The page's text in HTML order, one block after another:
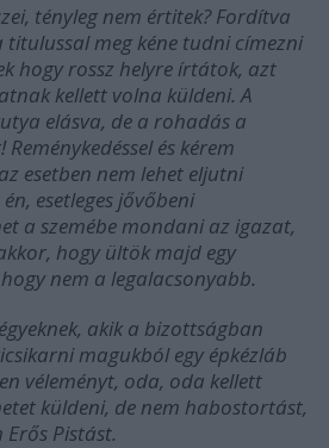
tényleg nem értitek? Fordítva
titulussal meg kéne tudni címezni
hogy rossz helyre írtátok, azt
kellett volna küldeni. A
elásva, de a rohadás a
és kérem
esetben nem lehet eljutni
esetleges jővőbeni
a szemébe mondani az igazat,
hogy ültök majd egy
nem a legalacsonyabb.
akik a bizottságban
magukból egy épkézláb
véleményt, oda, oda kellett
küldeni, de nem habostortást,
Pistást.